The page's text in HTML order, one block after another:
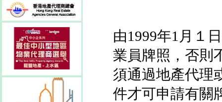
由1999年1月１
業員牌照，否則
須通過地產代理
件才可申請有關